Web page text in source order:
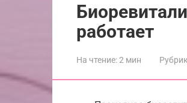
работает
На чтение:2 мин